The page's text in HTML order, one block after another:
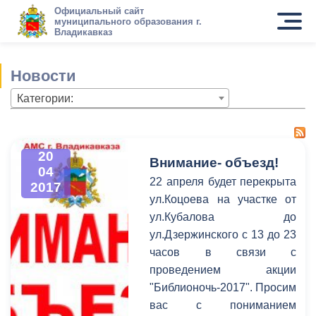
Официальный сайт
муниципального образования г.
Владикавказ
Новости
Категории:
20
04
2017
Внимание- объезд!
22 апреля будет перекрыта
ул.Коцоева на участке от
ул.Кубалова до
ул.Дзержинского с 13 до 23
часов в связи с
проведением акции
"Библионочь-2017". Просим
вас с пониманием